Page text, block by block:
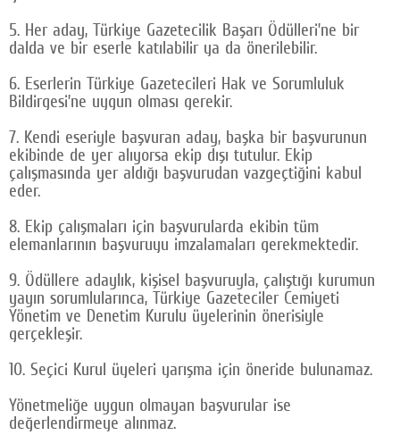
5. Her aday, Türkiye Gazetecilik Başarı Ödülleri’ne bir
dalda ve bir eserle katılabilir ya da önerilebilir.
6. Eserlerin Türkiye Gazetecileri Hak ve Sorumluluk
Bildirgesi’ne uygun olması gerekir.
7. Kendi eseriyle başvuran aday, başka bir başvurunun
ekibinde de yer alıyorsa ekip dışı tutulur. Ekip
çalışmasında yer aldığı başvurudan vazgeçtiğini kabul
eder.
8. Ekip çalışmaları için başvurularda ekibin tüm
elemanlarının başvuruyu imzalamaları gerekmektedir.
9. Ödüllere adaylık, kişisel başvuruyla, çalıştığı kurumun
yayın sorumlularınca, Türkiye Gazeteciler Cemiyeti
Yönetim ve Denetim Kurulu üyelerinin önerisiyle
gerçekleşir.
10. Seçici Kurul üyeleri yarışma için öneride bulunamaz.
Yönetmeliğe uygun olmayan başvurular ise
değerlendirmeye alınmaz.